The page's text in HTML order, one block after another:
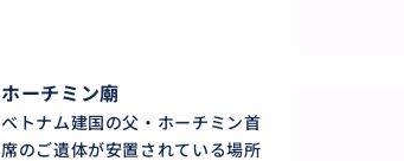
ホーチミン廟
ベトナム建国の父・ホーチミン首
席のご遺体が安置されている場所